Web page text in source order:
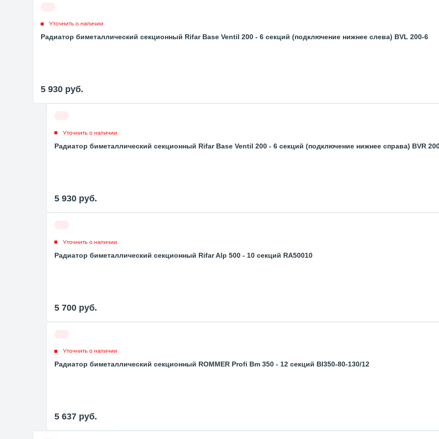
Уточнить о наличии
Радиатор биметаллический секционный Rifar Base Ventil 200 - 6 секций (подключение нижнее слева) BVL 200-6
5 930 руб.
Уточнить о наличии
Радиатор биметаллический секционный Rifar Base Ventil 200 - 6 секций (подключение нижнее справа) BVR
5 930 руб.
Уточнить о наличии
Радиатор биметаллический секционный Rifar Alp 500 - 10 секций RA50010
5 700 руб.
Уточнить о наличии
Радиатор биметаллический секционный ROMMER Profi Bm 350 - 12 секций BI350-80-130/12
5 637 руб.